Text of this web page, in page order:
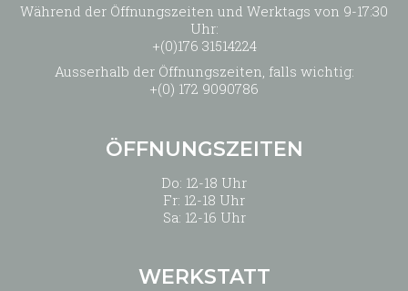
Während der Öffnungszeiten und Werktags von 9-17:30
Uhr:
+(0)176 31514224
Ausserhalb der Öffnungszeiten, falls wichtig:
+(0) 172 9090786
ÖFFNUNGSZEITEN
Do: 12-18 Uhr
Fr: 12-18 Uhr
Sa: 12-16 Uhr
WERKSTATT